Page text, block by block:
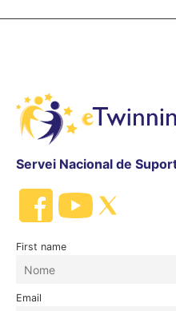
Servei Nacional de
First name
Email